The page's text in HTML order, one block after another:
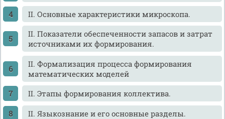
II. Основные характеристики микроскопа.
II. Показатели обеспеченности запасов и затрат
источниками их формирования.
II. Формализация процесса формирования
математических моделей
II. Этапы формирования коллектива.
II. Языкознание и его основные разделы.